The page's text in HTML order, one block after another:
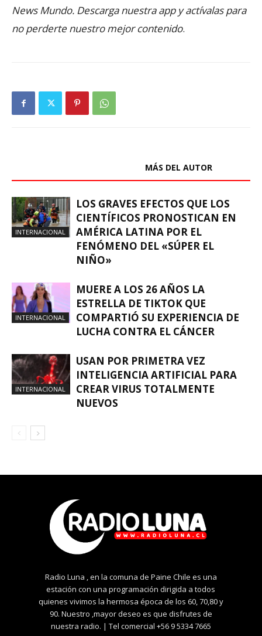
News Mundo. Descarga nuestra app y actívalas para
no perderte nuestro mejor contenido.
MÁS DEL AUTOR
INTERNACIONAL
LOS GRAVES EFECTOS QUE LOS
CIENTÍFICOS PRONOSTICAN EN
AMÉRICA LATINA POR EL
FENÓMENO DEL «SÚPER EL
NIÑO»
INTERNACIONAL
MUERE A LOS 26 AÑOS LA
ESTRELLA DE TIKTOK QUE
COMPARTIÓ SU EXPERIENCIA DE
LUCHA CONTRA EL CÁNCER
INTERNACIONAL
USAN POR PRIMETRA VEZ
INTELIGENCIA ARTIFICIAL PARA
CREAR VIRUS TOTALMENTE
NUEVOS
Radio Luna , en la comuna de Paine Chile es una
estación con una programación dirigida a todos
quienes vivimos la hermosa época de los 60, 70,80 y
90. Nuestro ,mayor deseo es que disfrutes de
nuestra radio. | Tel comercial +56 9 5334 7665